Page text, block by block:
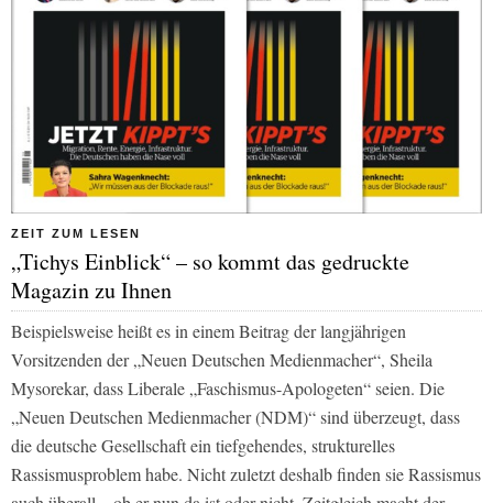
ZEIT ZUM LESEN
„Tichys Einblick“ – so kommt das gedruckte
Magazin zu Ihnen
Beispielsweise heißt es in einem Beitrag der langjährigen
Vorsitzenden der „Neuen Deutschen Medienmacher“, Sheila
Mysorekar, dass Liberale „Faschismus-Apologeten“ seien. Die
„Neuen Deutschen Medienmacher (NDM)“ sind überzeugt, dass
die deutsche Gesellschaft ein tiefgehendes, strukturelles
Rassismusproblem habe. Nicht zuletzt deshalb finden sie Rassismus